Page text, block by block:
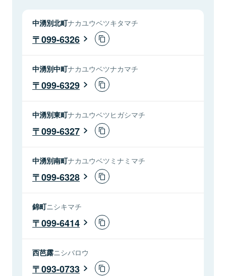
中湧別北町ナカユウベツキタマチ
099-6326
中湧別中町ナカユウベツナカマチ
099-6329
中湧別東町ナカユウベツヒガシマチ
099-6327
中湧別南町ナカユウベツミナミマチ
099-6328
錦町ニシキマチ
099-6414
西芭露ニシバロウ
093-0733